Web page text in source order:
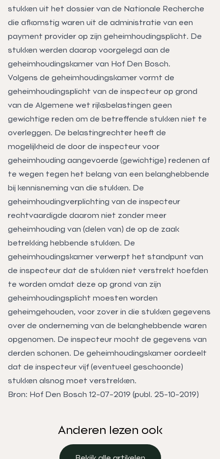
stukken uit het dossier van de Nationale Recherche
die afkomstig waren uit de administratie van een
payment provider op zijn geheimhoudingsplicht. De
stukken werden daarop voorgelegd aan de
geheimhoudingskamer van Hof Den Bosch.
Volgens de geheimhoudingskamer vormt de
geheimhoudingsplicht van de inspecteur op grond
van de Algemene wet rijksbelastingen geen
gewichtige reden om de betreffende stukken niet te
overleggen. De belastingrechter heeft de
mogelijkheid de door de inspecteur voor
geheimhouding aangevoerde (gewichtige) redenen af
te wegen tegen het belang van een belanghebbende
bij kennisneming van die stukken. De
geheimhoudingverplichting van de inspecteur
rechtvaardigde daarom niet zonder meer
geheimhouding van (delen van) de op de zaak
betrekking hebbende stukken. De
geheimhoudingskamer verwerpt het standpunt van
de inspecteur dat de stukken niet verstrekt hoefden
te worden omdat deze op grond van zijn
geheimhoudingsplicht moesten worden
geheimgehouden, voor zover in die stukken gegevens
over de onderneming van de belanghebbende waren
opgenomen. De inspecteur mocht de gegevens van
derden schonen. De geheimhoudingskamer oordeelt
dat de inspecteur vijf (eventueel geschoonde)
stukken alsnog moet verstrekken.
Bron: Hof Den Bosch 12-07-2019 (publ. 25-10-2019)
Anderen lezen ook